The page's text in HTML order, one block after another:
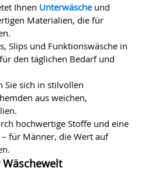
Ihnen Unterwäscheund
Materialien, die für
Slips und Funktionswäsche in
den täglichen Bedarf und
Sie sich in stilvollen
aus weichen,
hochwertige Stoffe und eine
für Männer, die Wert auf